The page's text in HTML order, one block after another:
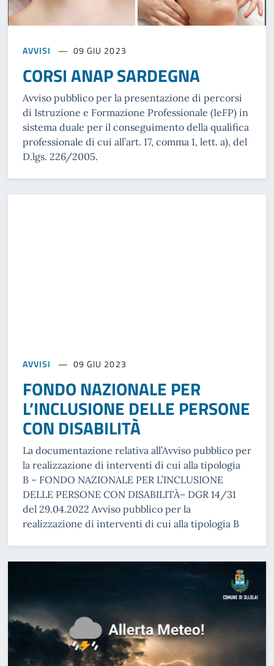
AVVISI 09 GIU 2023
CORSI ANAP SARDEGNA
Avviso pubblico per la presentazione di percorsi
di Istruzione e Formazione Professionale (IeFP) in
sistema duale per il conseguimento della qualifica
professionale di cui all’art. 17, comma 1, lett. a), del
D.lgs. 226/2005.
AVVISI 09 GIU 2023
FONDO NAZIONALE PER
L’INCLUSIONE DELLE PERSONE
CON DISABILITÀ
La documentazione relativa all’Avviso pubblico per
la realizzazione di interventi di cui alla tipologia
B – FONDO NAZIONALE PER L’INCLUSIONE
DELLE PERSONE CON DISABILITÀ– DGR 14/31
del 29.04.2022 Avviso pubblico per la
realizzazione di interventi di cui alla tipologia B